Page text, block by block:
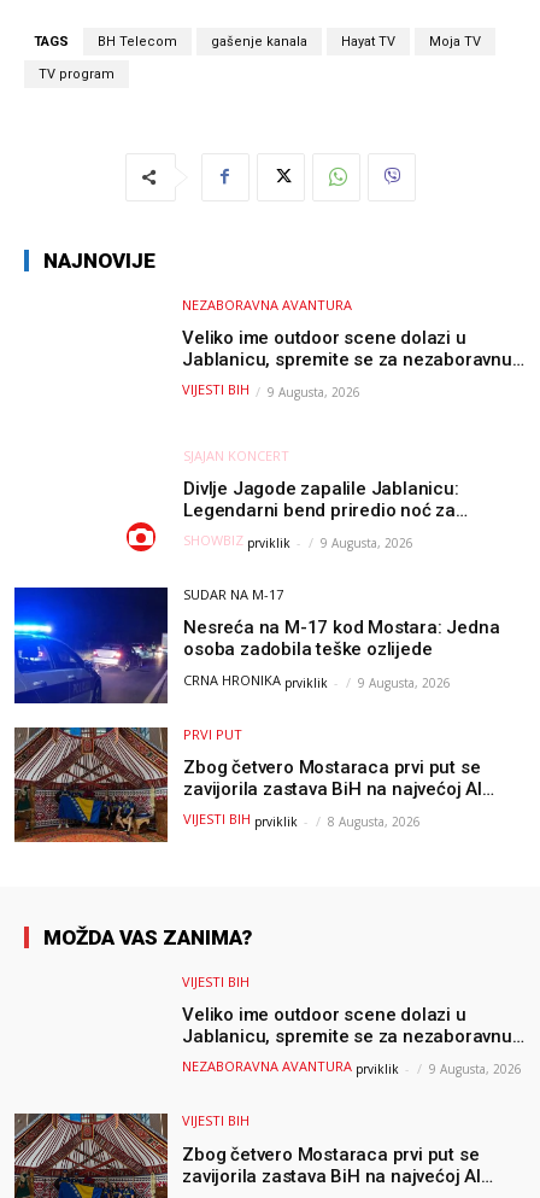
TAGS BH Telecom gašenje kanala Hayat TV Moja TV
TV program
NAJNOVIJE
NEZABORAVNA AVANTURA
Veliko ime outdoor scene dolazi u
Jablanicu, spremite se za nezaboravnu
avanturu (VIDEO) !
VIJESTI BIH 9 Augusta, 2026
SJAJAN KONCERT
Divlje Jagode zapalile Jablanicu:
Legendarni bend priredio noć za
pamćenje
SHOWBIZ prviklik - 9 Augusta, 2026
SUDAR NA M-17
Nesreća na M-17 kod Mostara: Jedna
osoba zadobila teške ozlijede
CRNA HRONIKA prviklik - 9 Augusta, 2026
PRVI PUT
Zbog četvero Mostaraca prvi put se
zavijorila zastava BiH na najvećoj AI
olimpijadi, a sada je njihov mentor
postao član komiteta Međunarodne
VIJESTI BIH prviklik - 8 Augusta, 2026
MOŽDA VAS ZANIMA?
VIJESTI BIH
Veliko ime outdoor scene dolazi u
Jablanicu, spremite se za nezaboravnu
avanturu (VIDEO) !
NEZABORAVNA AVANTURA prviklik - 9 Augusta, 2026
VIJESTI BIH
Zbog četvero Mostaraca prvi put se
zavijorila zastava BiH na najvećoj AI